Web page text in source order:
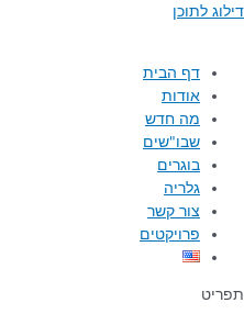
דילוג לתוכן
דף הבית
אודות
מה חדש
שבו"שים
בוגרים
גלריה
צור קשר
פרויקטים
תפריט